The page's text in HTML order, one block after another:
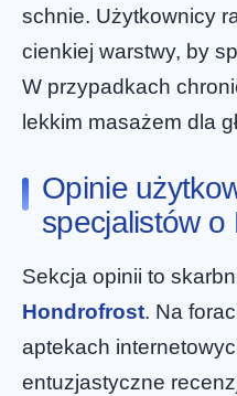
schnie. Użytkownicy
cienkiej warstwy, by
W przypadkach
lekkim masażem dla
Opinie
specjalistów o
Sekcja opinii to
Hondrofrost. Na
aptekach
entuzjastyczne